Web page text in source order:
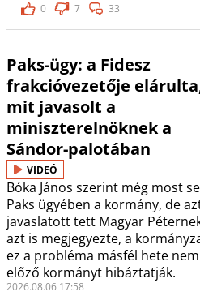
0
7 33
Paks-ügy: a Fidesz
frakcióvezetője
mit javasolt a
miniszterelnöknek a
Sándor-palotában
VIDEÓ
Bóka János szerint még most
Paks ügyében a kormány, de
javaslatott tett Magyar
azt is megjegyezte, a
ez a probléma másfél hete
előző kormányt hibáztatják.
2026.08.06 17:58